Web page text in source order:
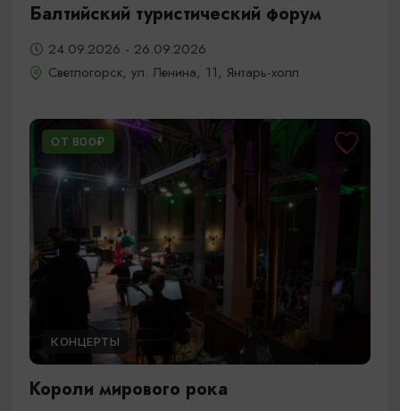
Балтийский туристический форум
24.09.2026 - 26.09.2026
Светлогорск, ул. Ленина, 11, Янтарь-холл
ОТ 800₽
КОНЦЕРТЫ
Короли мирового рока